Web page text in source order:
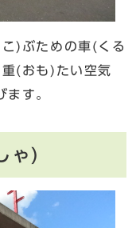
)ぶための車(くる
(おも)たい空気
す。
ゃ)